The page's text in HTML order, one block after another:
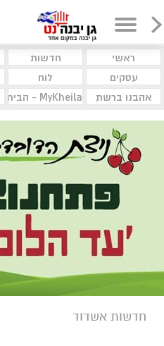
ראשי חדשות
עסקים
לוח
אהבנו ברשת
MyKheila - הבית לעסקים וקהילות
חדשות אשדוד